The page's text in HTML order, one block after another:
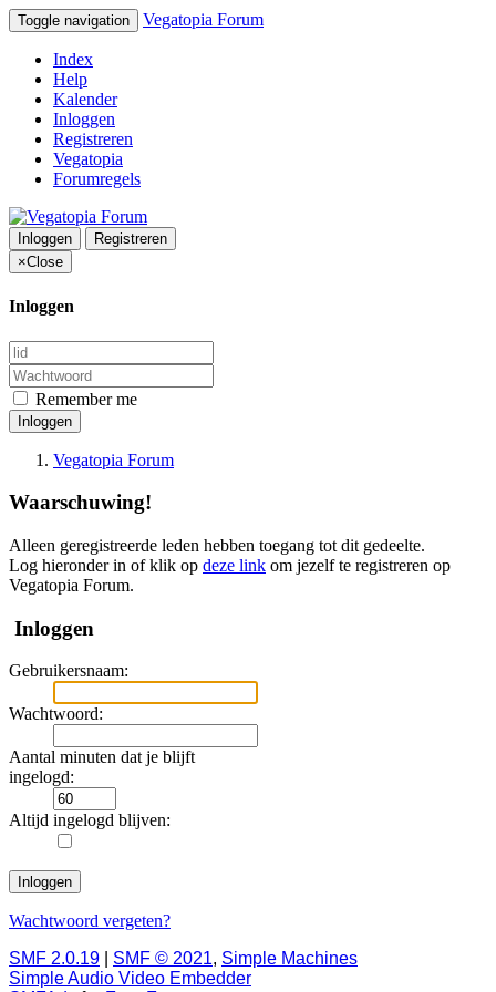
Toggle navigation Vegatopia Forum
Index
Help
Kalender
Inloggen
Registreren
Vegatopia
Forumregels
Inloggen
Registreren
×Close
Inloggen
Remember me
Inloggen
Vegatopia Forum
Waarschuwing!
Alleen geregistreerde leden hebben toegang tot dit gedeelte.
Log hieronder in of klik op deze link om jezelf te registreren op
Vegatopia Forum.
Inloggen
Gebruikersnaam:
Wachtwoord:
Aantal minuten dat je blijft
ingelogd:
Altijd ingelogd blijven:
Wachtwoord vergeten?
SMF 2.0.19
SMF © 2021, Simple Machines
Simple Audio Video Embedder